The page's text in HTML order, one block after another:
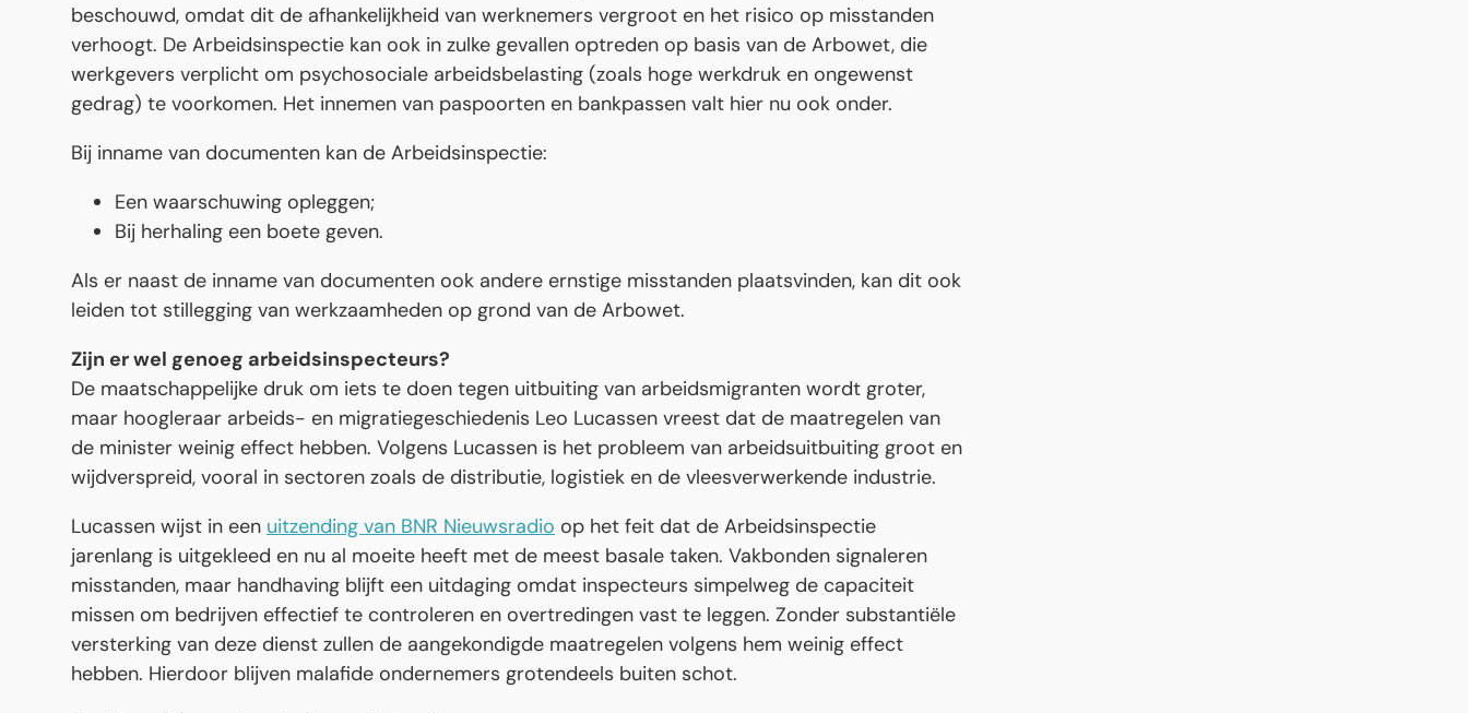
beschouwd, omdat dit de afhankelijkheid van werknemers vergroot en het risico op misstanden
verhoogt. De Arbeidsinspectie kan ook in zulke gevallen optreden op basis van de Arbowet, die
werkgevers verplicht om psychosociale arbeidsbelasting (zoals hoge werkdruk en ongewenst
gedrag) te voorkomen. Het innemen van paspoorten en bankpassen valt hier nu ook onder.
Bij inname van documenten kan de Arbeidsinspectie:
Een waarschuwing opleggen;
Bij herhaling een boete geven.
Als er naast de inname van documenten ook andere ernstige misstanden plaatsvinden, kan dit ook
leiden tot stillegging van werkzaamheden op grond van de Arbowet.
Zijn er wel genoeg arbeidsinspecteurs?
De maatschappelijke druk om iets te doen tegen uitbuiting van arbeidsmigranten wordt groter,
maar hoogleraar arbeids- en migratiegeschiedenis Leo Lucassen vreest dat de maatregelen van
de minister weinig effect hebben. Volgens Lucassen is het probleem van arbeidsuitbuiting groot en
wijdverspreid, vooral in sectoren zoals de distributie, logistiek en de vleesverwerkende industrie.
Lucassen wijst in een uitzending van BNR Nieuwsradio op het feit dat de Arbeidsinspectie
jarenlang is uitgekleed en nu al moeite heeft met de meest basale taken. Vakbonden signaleren
misstanden, maar handhaving blijft een uitdaging omdat inspecteurs simpelweg de capaciteit
missen om bedrijven effectief te controleren en overtredingen vast te leggen. Zonder substantiële
versterking van deze dienst zullen de aangekondigde maatregelen volgens hem weinig effect
hebben. Hierdoor blijven malafide ondernemers grotendeels buiten schot.